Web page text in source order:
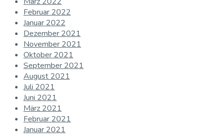
Februar 2022
Januar 2022
Dezember 2021
November 2021
Oktober 2021
September 2021
August 2021
Juli 2021
Juni 2021
März 2021
Februar 2021
Januar 2021